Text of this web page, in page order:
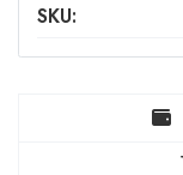
SKU: